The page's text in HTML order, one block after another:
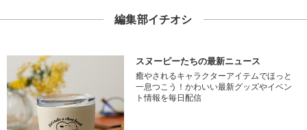
編集部イチオシ
スヌーピーたちの最新ニュース
癒やされるキャラクターアイテムでほっと
一息つこう！かわいい最新グッズやイベン
ト情報を毎日配信